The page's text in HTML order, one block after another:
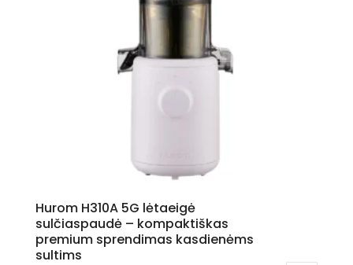
Hurom H310A 5G lėtaeigė
sulčiaspaudė – kompaktiškas
premium sprendimas kasdienėms
sultims